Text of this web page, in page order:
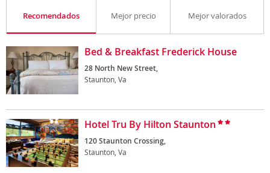
Recomendados Mejor precio Mejor valorados
Bed & Breakfast Frederick House
28 North New Street,
Staunton, Va
Hotel Tru By Hilton Staunton
120 Staunton Crossing,
Staunton, Va